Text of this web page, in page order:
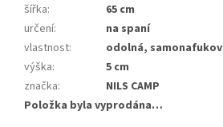
šířka:
65 cm
určení:
na spaní
vlastnost:
odolná,
výška:
5 cm
značka:
NILS CAMP
Položka byla vyprodána…